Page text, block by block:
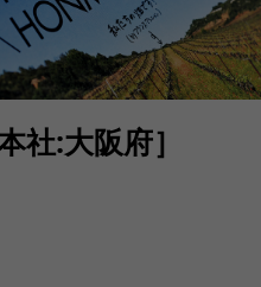
社:大阪府］